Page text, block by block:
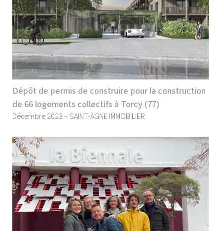
Dépôt de permis de construire pour la construction
de 66 logements collectifs à Torcy (77)
Décembre 2023 – SAINT-AGNE IMMOBILIER